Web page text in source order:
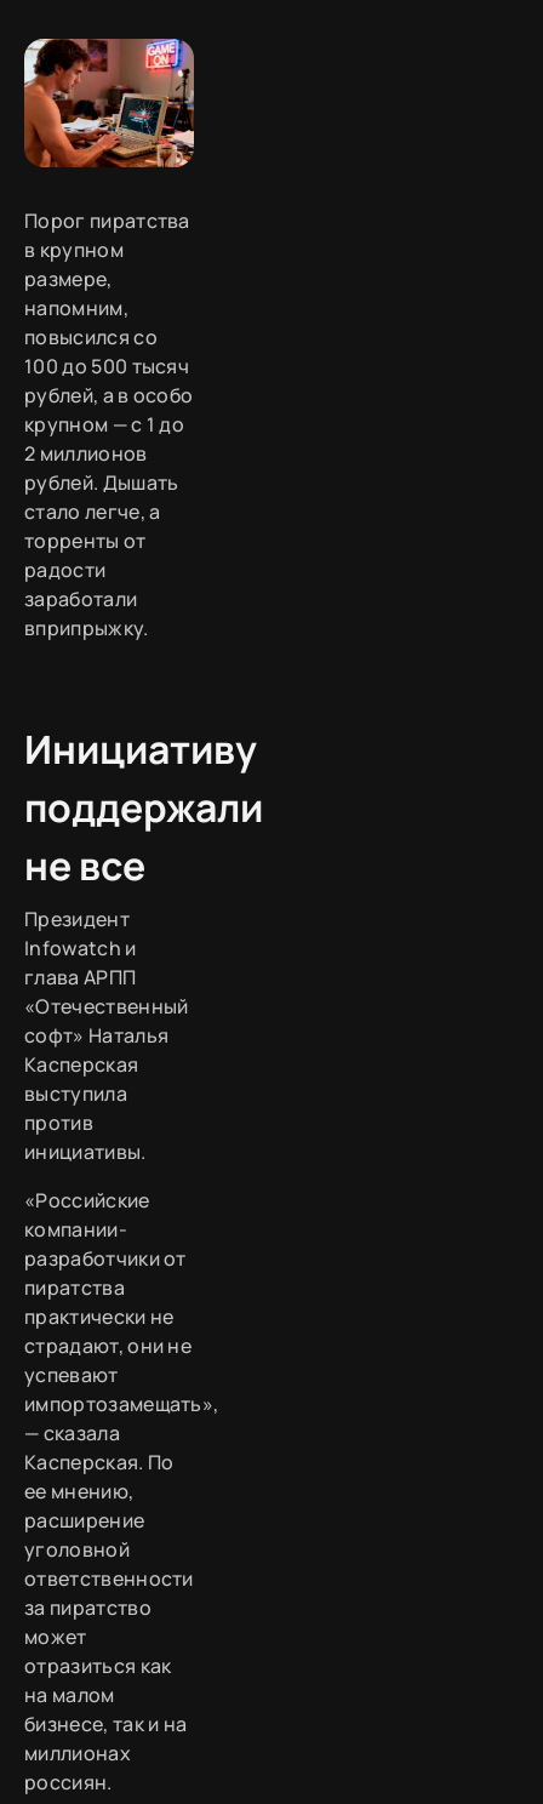
Порог пиратства
в крупном
размере,
напомним,
повысился со
100 до 500 тысяч
рублей, а в особо
крупном — с 1 до
2 миллионов
рублей. Дышать
стало легче, а
торренты от
радости
заработали
вприпрыжку.
Инициативу
поддержали
не все
Президент
Infowatch и
глава АРПП
«Отечественный
софт» Наталья
Касперская
выступила
против
инициативы.
«Российские
компании-
разработчики от
пиратства
практически не
страдают, они не
успевают
импортозамещать»,
— сказала
Касперская. По
ее мнению,
расширение
уголовной
ответственности
за пиратство
может
отразиться как
на малом
бизнесе, так и на
миллионах
россиян.